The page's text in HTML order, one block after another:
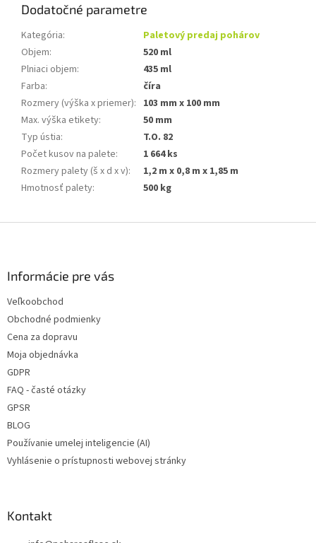
Dodatočné parametre
Kategória:
Paletový predaj pohárov
Objem:
520 ml
Plniaci objem:
435 ml
Farba:
číra
Rozmery (výška x priemer): 103 mm x 100 mm
Max. výška etikety:
50 mm
Typ ústia:
T.O. 82
Počet kusov na palete:
1 664 ks
Rozmery palety (š x d x v):
1,2 m x 0,8 m x 1,85 m
Hmotnosť palety: 500 kg
Informácie pre vás
Veľkoobchod
Obchodné podmienky
Cena za dopravu
Moja objednávka
GDPR
FAQ - časté otázky
GPSR
BLOG
Používanie umelej inteligencie (AI)
Vyhlásenie o prístupnosti webovej stránky
Kontakt